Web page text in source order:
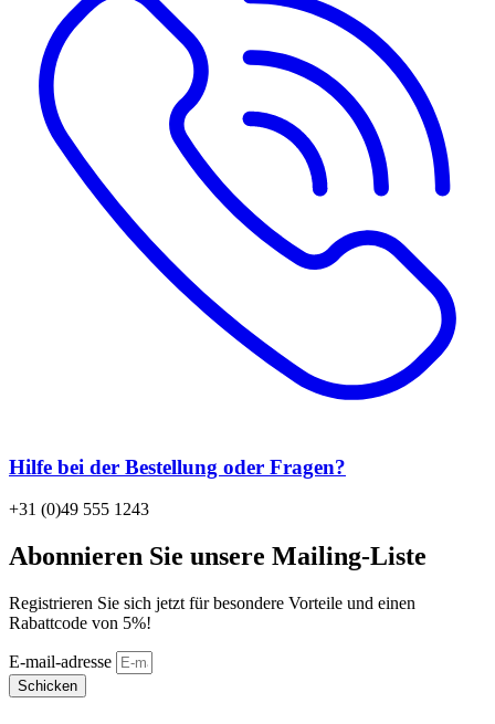
Hilfe bei der Bestellung oder Fragen?
+31 (0)49 555 1243
Abonnieren Sie unsere Mailing-Liste
Registrieren Sie sich jetzt für besondere Vorteile und einen
Rabattcode von 5%!
E-mail-adresse
Schicken